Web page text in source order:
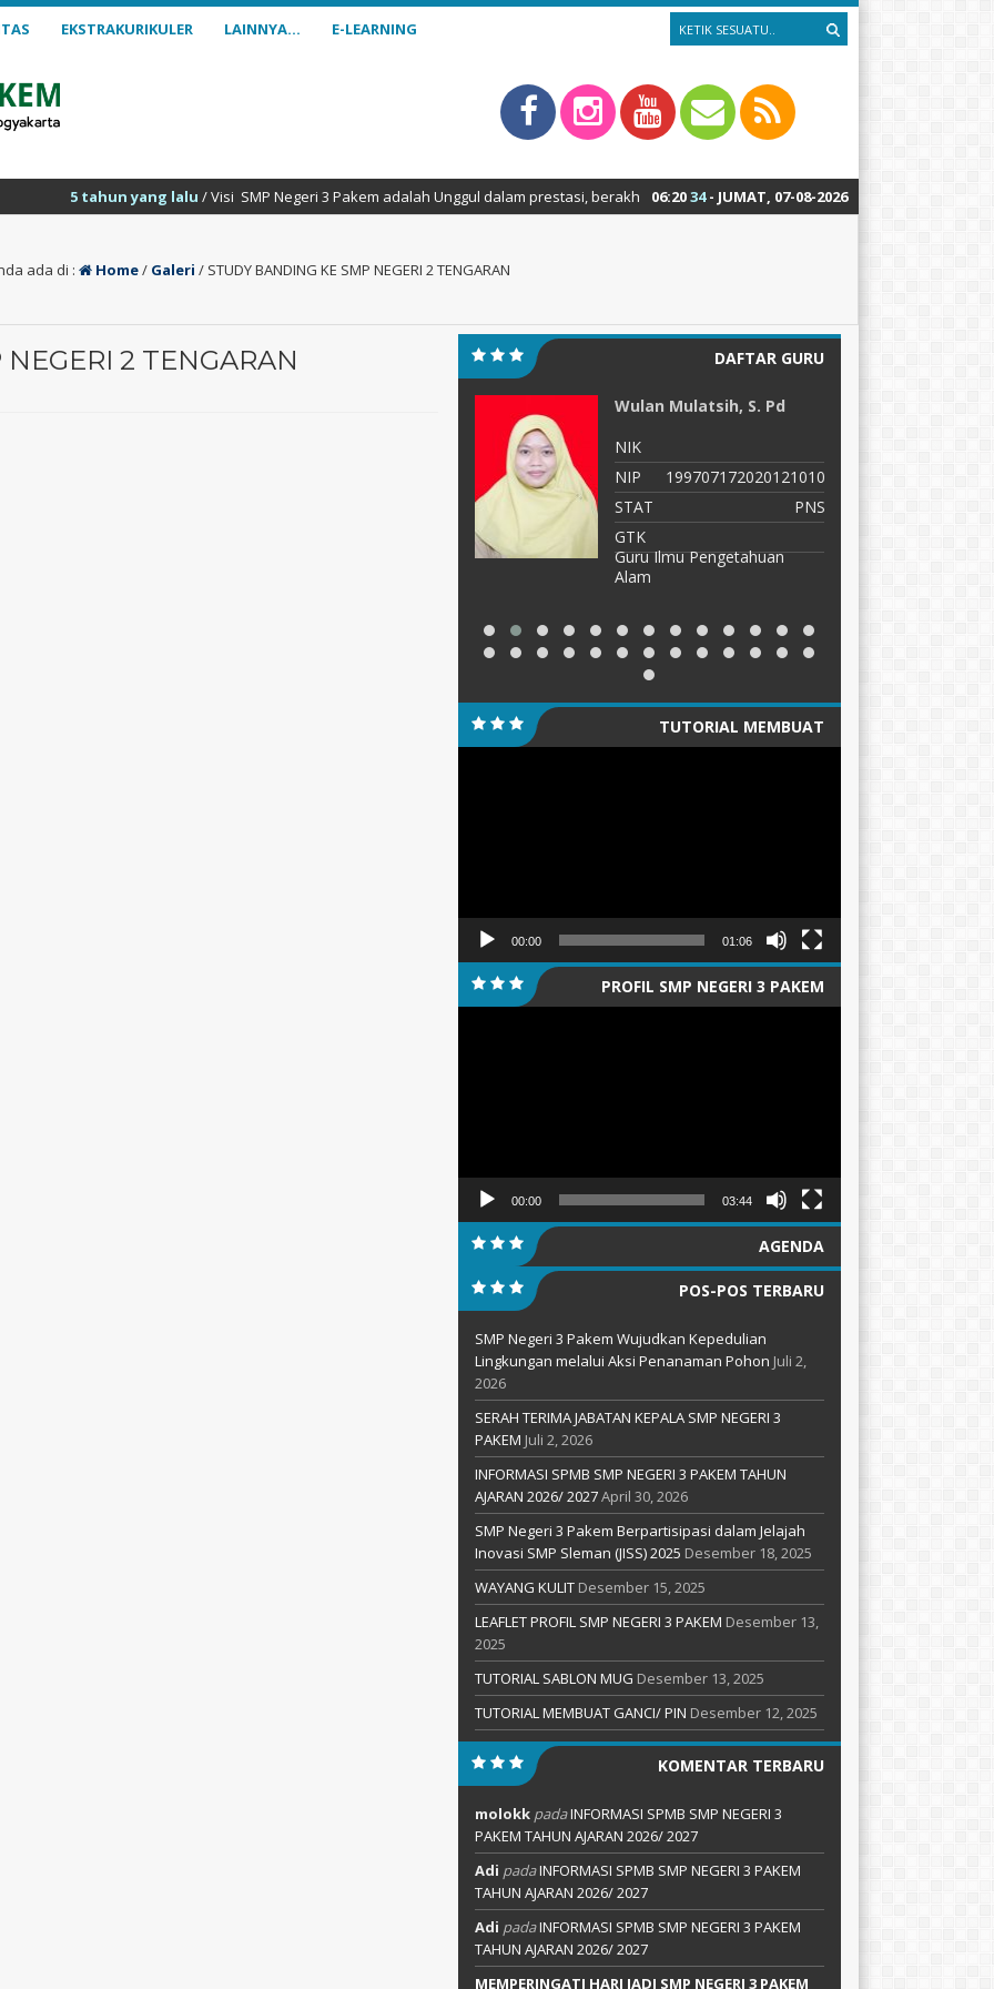
EKSTRAKURIKULER LAINNYA… E-LEARNING
06:2035- JUMAT, 07-08-2026
yang lalu/ Visi SMP Negeri 3 Pakem adalah Unggul dalam prestasi, berakhlak mulia, berwawasan lingkungan hidup, dan berdaya saing global.
ada di : Home/ Galeri / STUDY BANDING KE SMP NEGERI 2 TENGARAN
2 TENGARAN DAFTAR GURU
Wulan Mulatsih, S. Pd
199707172020121010
STAT
PNS
GTK
Guru Ilmu Pengetahuan
NIK
NIP
STAT
GTK
TUTORIAL MEMBUAT
00:00 01:06
PROFIL SMP NEGERI 3 PAKEM
00:00 03:44
AGENDA
POS-POS TERBARU
SMP Negeri 3 Pakem Wujudkan Kepedulian
Lingkungan melalui Aksi Penanaman Pohon Juli 2,
2026
SERAH TERIMA JABATAN KEPALA SMP NEGERI 3
PAKEM Juli 2, 2026
INFORMASI SPMB SMP NEGERI 3 PAKEM TAHUN
AJARAN 2026/ 2027April 30, 2026
SMP Negeri 3 Pakem Berpartisipasi dalam Jelajah
Inovasi SMP Sleman (JISS) 2025 Desember 18, 2025
WAYANG KULIT Desember 15, 2025
LEAFLET PROFIL SMP NEGERI 3 PAKEM Desember 13,
2025
TUTORIAL SABLON MUG Desember 13, 2025
TUTORIAL MEMBUAT GANCI/ PIN Desember 12, 2025
KOMENTAR TERBARU
molokkpadaINFORMASI SPMB SMP NEGERI 3
PAKEM TAHUN AJARAN 2026/ 2027
Adi padaINFORMASI SPMB SMP NEGERI 3 PAKEM
TAHUN AJARAN 2026/ 2027
Adi padaINFORMASI SPMB SMP NEGERI 3 PAKEM
TAHUN AJARAN 2026/ 2027
MEMPERINGATI HARI JADI SMP NEGERI 3 PAKEM